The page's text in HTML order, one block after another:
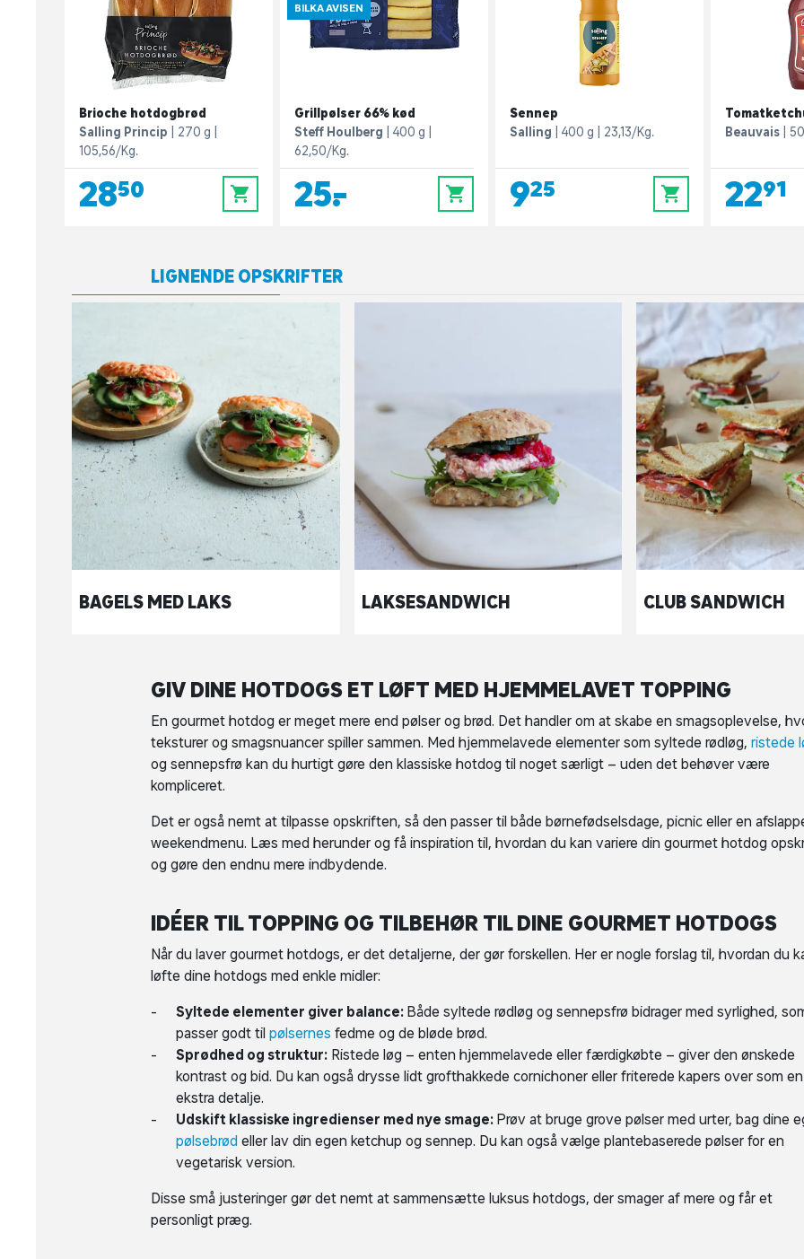
Brioche hotdogbrød
Salling Princip
270 g
105,56/Kg.
28,50 0
BILKA AVISEN
Grillpølser 66% kød
Steff Houlberg
400 g
62,50/Kg.
25,- 0
Sennep
Salling
400 g 23,13/Kg.
9,25 0
Beauvais
22,91
LIGNENDE OPSKRIFTER
BAGELS MED LAKS LAKSESANDWICH CLUB SANDWICH
GIV DINE HOTDOGS ET LØFT MED HJEMMELAVET TOPPING
En gourmet hotdog er meget mere end pølser og brød. Det handler om at skabe en smagsoplevelse,
teksturer og smagsnuancer spiller sammen. Med hjemmelavede elementer som syltede rødløg, ristede
og sennepsfrø kan du hurtigt gøre den klassiske hotdog til noget særligt – uden det behøver være
kompliceret.
Det er også nemt at tilpasse opskriften, så den passer til både børnefødselsdage, picnic eller en
weekendmenu. Læs med herunder og få inspiration til, hvordan du kan variere din gourmet hotdog
og gøre den endnu mere indbydende.
IDÉER TIL TOPPING OG TILBEHØR TIL DINE GOURMET HOTDOGS
Når du laver gourmet hotdogs, er det detaljerne, der gør forskellen. Her er nogle forslag til, hvordan du
løfte dine hotdogs med enkle midler:
Syltede elementer giver balance: Både syltede rødløg og sennepsfrø bidrager med syrlighed,
passer godt til pølsernes fedme og de bløde brød.
Sprødhed og struktur: Ristede løg – enten hjemmelavede eller færdigkøbte – giver den ønskede
kontrast og bid. Du kan også drysse lidt grofthakkede cornichoner eller friterede kapers over som en
ekstra detalje.
Udskift klassiske ingredienser med nye smage: Prøv at bruge grove pølser med urter, bag dine
pølsebrød eller lav din egen ketchup og sennep. Du kan også vælge plantebaserede pølser for en
vegetarisk version.
Disse små justeringer gør det nemt at sammensætte luksus hotdogs, der smager af mere og får et
personligt præg.